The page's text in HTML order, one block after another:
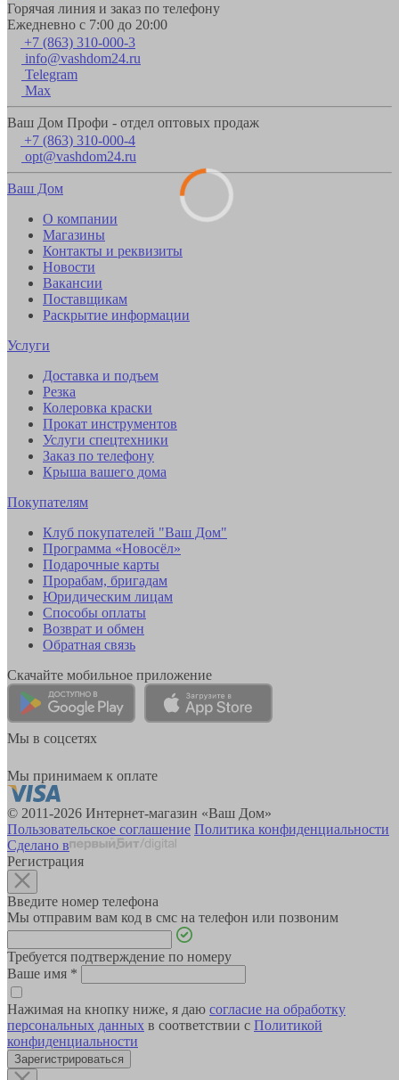
Горячая линия и заказ по телефону
Ежедневно с 7:00 до 20:00
+7 (863) 310-000-3
info@vashdom24.ru
Telegram
Max
Ваш Дом Профи - отдел оптовых продаж
+7 (863) 310-000-4
opt@vashdom24.ru
Ваш Дом
О компании
Магазины
Контакты и реквизиты
Новости
Вакансии
Поставщикам
Раскрытие информации
Услуги
Доставка и подъем
Резка
Колеровка краски
Прокат инструментов
Услуги спецтехники
Заказ по телефону
Крыша вашего дома
Покупателям
Клуб покупателей "Ваш Дом"
Программа «Новосёл»
Подарочные карты
Прорабам, бригадам
Юридическим лицам
Способы оплаты
Возврат и обмен
Обратная связь
Скачайте мобильное приложение
Мы в соцсетях
Мы принимаем к оплате
© 2011-2026 Интернет-магазин «Ваш Дом»
Пользовательское соглашение Политика конфиденциальности
Сделано в
Регистрация
Введите номер телефона
Мы отправим вам код в смс на телефон или позвоним
Требуется подтверждение по номеру
Ваше имя *
Нажимая на кнопку ниже, я даю согласие на обработку
персональных данных в соответствии с Политикой
конфиденциальности
Зарегистрироваться